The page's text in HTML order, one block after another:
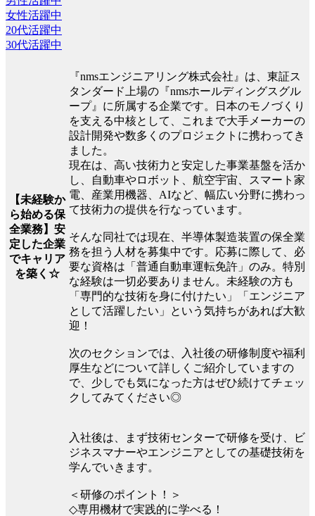
女性活躍中
20代活躍中
30代活躍中
【未経験か
ら始める保
全業務】安
定した企業
でキャリア
を築く☆
『nmsエンジニアリング株式会社』は、東証ス
タンダード上場の『nmsホールディングスグル
ープ』に所属する企業です。日本のモノづくり
を支える中核として、これまで大手メーカーの
設計開発や数多くのプロジェクトに携わってき
ました。
現在は、高い技術力と安定した事業基盤を活か
し、自動車やロボット、航空宇宙、スマート家
電、産業用機器、AIなど、幅広い分野に携わっ
て技術力の提供を行なっています。
そんな同社では現在、半導体製造装置の保全業
務を担う人材を募集中です。応募に際して、必
要な資格は「普通自動車運転免許」のみ。特別
な経験は一切必要ありません。未経験の方も
「専門的な技術を身に付けたい」「エンジニア
として活躍したい」という気持ちがあれば大歓
迎！
次のセクションでは、入社後の研修制度や福利
厚生などについて詳しくご紹介していますの
で、少しでも気になった方はぜひ続けてチェッ
クしてみてください◎
入社後は、まず技術センターで研修を受け、ビ
ジネスマナーやエンジニアとしての基礎技術を
学んでいきます。
＜研修のポイント！＞
◇専用機材で実践的に学べる！